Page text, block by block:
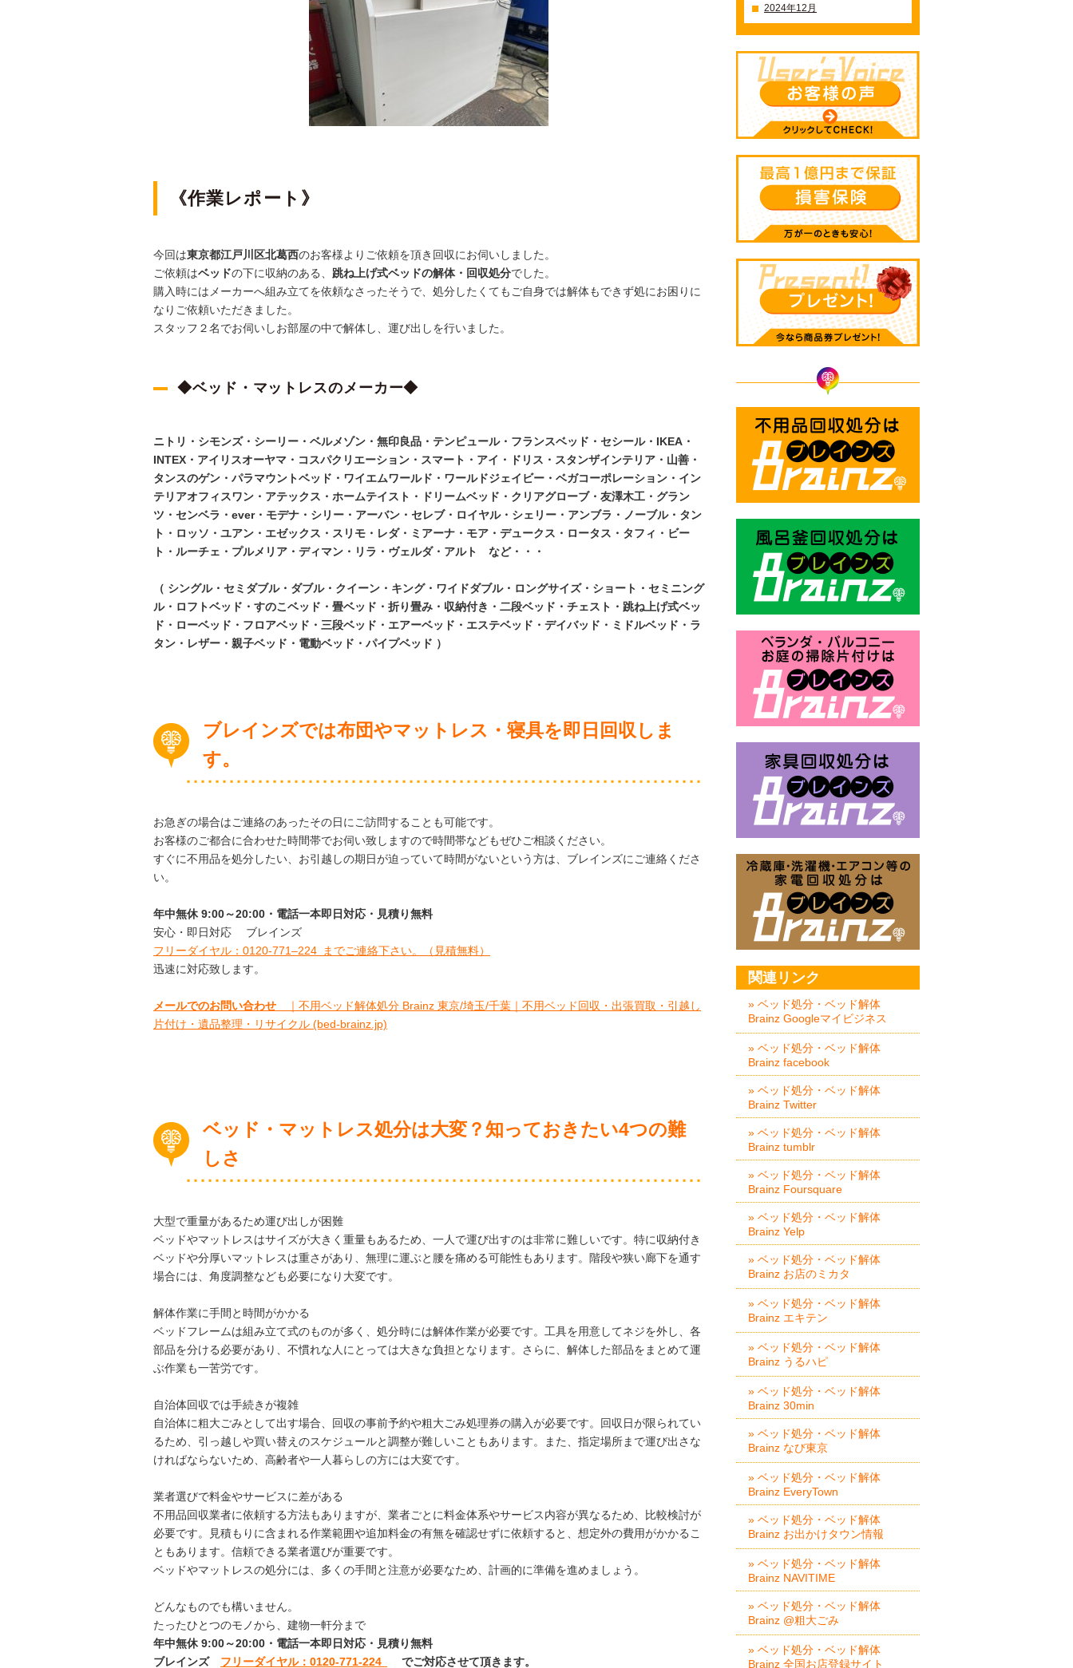
《作業レポート》
今回は東京都江戸川区北葛西のお客様よりご依頼を頂き回収にお伺いしました。
ご依頼はベッドの下に収納のある、 跳ね上げ式ベッドの解体・回収処分でした。
購入時にはメーカーへ組み立てを依頼なさったそうで、処分したくてもご自身では解体もできず処にお困りに
なりご依頼いただきました。
スタッフ２名でお伺いしお部屋の中で解体し、運び出しを行いました。
◆ベッド・マットレスのメーカー◆
ニトリ・シモンズ・シーリー・ベルメゾン・無印良品・テンピュール・フランスベッド・セシール・IKEA・
INTEX・アイリスオーヤマ・コスパクリエーション・スマート・アイ・ドリス・スタンザインテリア・山善・
タンスのゲン・パラマウントベッド・ワイエムワールド・ワールドジェイビー・ベガコーポレーション・イン
テリアオフィスワン・アテックス・ホームテイスト・ドリームベッド・クリアグローブ・友澤木工・グラン
ツ・センベラ・ever・モデナ・シリー・アーバン・セレブ・ロイヤル・シェリー・アンブラ・ノーブル・タン
ト・ロッソ・ユアン・エゼックス・スリモ・レダ・ミアーナ・モア・デュークス・ロータス・タフィ・ビー
ト・ルーチェ・プルメリア・ディマン・リラ・ヴェルダ・アルト など・・・
（ シングル・セミダブル・ダブル・クイーン・キング・ワイドダブル・ロングサイズ・ショート・セミニング
ル・ロフトベッド・すのこベッド・畳ベッド・折り畳み・収納付き・二段ベッド・チェスト・跳ね上げ式ベッ
ド・ローベッド・フロアベッド・三段ベッド・エアーベッド・エステベッド・デイバッド・ミドルベッド・ラ
タン・レザー・親子ベッド・電動ベッド・パイプベッド ）
ブレインズでは布団やマットレス・寝具を即日回収しま
す。
お急ぎの場合はご連絡のあったその日にご訪問することも可能です。
お客様のご都合に合わせた時間帯でお伺い致しますので時間帯などもぜひご相談ください。
すぐに不用品を処分したい、お引越しの期日が迫っていて時間がないという方は、ブレインズにご連絡くださ
い。
年中無休 9:00～20:00・電話一本即日対応・見積り無料
安心・即日対応 ブレインズ
フリーダイヤル：0120-771–224 までご連絡下さい。
（見積無料）
迅速に対応致します。
メールでのお問い合わせ
｜不用ベッド解体処分 Brainz 東京/埼玉/千葉｜不用ベッド回収・出張買取・引越し
片付け・遺品整理・リサイクル (bed-brainz.jp)
ベッド・マットレス処分は大変？知っておきたい4つの難
しさ
大型で重量があるため運び出しが困難
ベッドやマットレスはサイズが大きく重量もあるため、一人で運び出すのは非常に難しいです。特に収納付き
ベッドや分厚いマットレスは重さがあり、無理に運ぶと腰を痛める可能性もあります。階段や狭い廊下を通す
場合には、角度調整なども必要になり大変です。
解体作業に手間と時間がかかる
ベッドフレームは組み立て式のものが多く、処分時には解体作業が必要です。工具を用意してネジを外し、各
部品を分ける必要があり、不慣れな人にとっては大きな負担となります。さらに、解体した部品をまとめて運
ぶ作業も一苦労です。
自治体回収では手続きが複雑
自治体に粗大ごみとして出す場合、回収の事前予約や粗大ごみ処理券の購入が必要です。回収日が限られてい
るため、引っ越しや買い替えのスケジュールと調整が難しいこともあります。また、指定場所まで運び出さな
ければならないため、高齢者や一人暮らしの方には大変です。
業者選びで料金やサービスに差がある
不用品回収業者に依頼する方法もありますが、業者ごとに料金体系やサービス内容が異なるため、比較検討が
必要です。見積もりに含まれる作業範囲や追加料金の有無を確認せずに依頼すると、想定外の費用がかかるこ
ともあります。信頼できる業者選びが重要です。
ベッドやマットレスの処分には、多くの手間と注意が必要なため、計画的に準備を進めましょう。
どんなものでも構いません。
たったひとつのモノから、建物一軒分まで
年中無休 9:00～20:00・電話一本即日対応・見積り無料
ブレインズ フリーダイヤル：0120-771-224 でご対応させて頂きます。
2024年12月
関連リンク
» ベッド処分・ベッド解体
Brainz Googleマイビジネス
» ベッド処分・ベッド解体
Brainz facebook
» ベッド処分・ベッド解体
Brainz Twitter
» ベッド処分・ベッド解体
Brainz tumblr
» ベッド処分・ベッド解体
Brainz Foursquare
» ベッド処分・ベッド解体
Brainz Yelp
» ベッド処分・ベッド解体
Brainz お店のミカタ
» ベッド処分・ベッド解体
Brainz エキテン
» ベッド処分・ベッド解体
Brainz うるハピ
» ベッド処分・ベッド解体
Brainz 30min
» ベッド処分・ベッド解体
Brainz なび東京
» ベッド処分・ベッド解体
Brainz EveryTown
» ベッド処分・ベッド解体
Brainz お出かけタウン情報
» ベッド処分・ベッド解体
Brainz NAVITIME
» ベッド処分・ベッド解体
Brainz @粗大ごみ
» ベッド処分・ベッド解体
Brainz 全国お店登録サイト